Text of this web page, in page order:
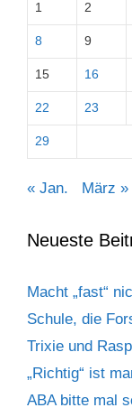
1 2
8 9
15 16
22 23
29
« Jan. März »
Neueste
Macht „fast“
Schule, die
Trixie und
„Richtig“ ist
ABA bitte mal